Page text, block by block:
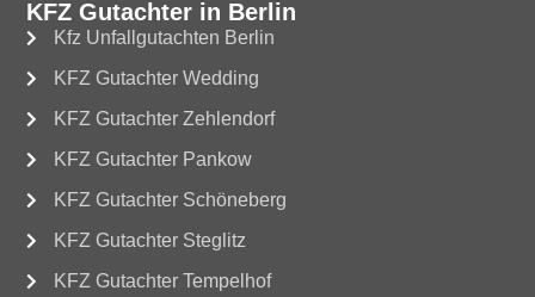
KFZ Gutachter in Berlin
Kfz Unfallgutachten Berlin
KFZ Gutachter Wedding
KFZ Gutachter Zehlendorf
KFZ Gutachter Pankow
KFZ Gutachter Schöneberg
KFZ Gutachter Steglitz
KFZ Gutachter Tempelhof